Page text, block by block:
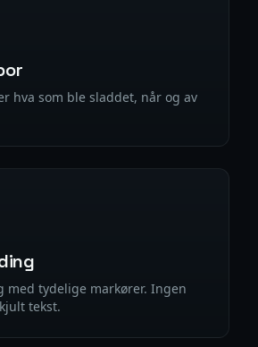
hva som ble sladdet, når og av
med tydelige markører. Ingen
tekst.